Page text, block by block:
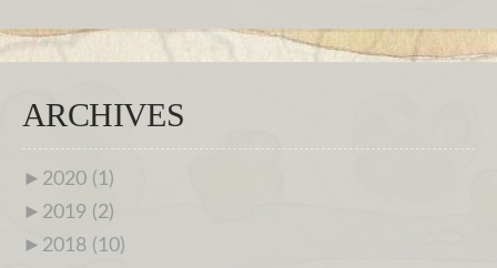
ARCHIVES
► 2020 (1)
► 2019 (2)
► 2018 (10)